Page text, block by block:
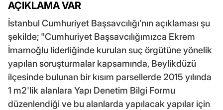
AÇIKLAMA VAR
İstanbul Cumhuriyet Başsavcılığı’nın açıklaması şu
şekilde; "Cumhuriyet Başsavcılığımızca Ekrem
İmamoğlu liderliğinde kurulan suç örgütüne yönelik
yapılan soruşturmalar kapsamında, Beylikdüzü
ilçesinde bulunan bir kısım parsellerde 2015 yılında
1 m2'lik alanlara Yapı Denetim Bilgi Formu
düzenlendiği ve bu alanlarda yapılacak yapılar için